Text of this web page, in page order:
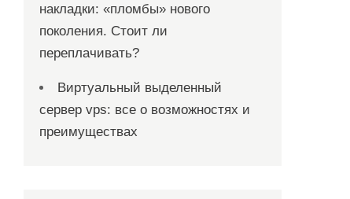
накладки: «пломбы» нового
поколения. Стоит ли
переплачивать?
Виртуальный выделенный
сервер vps: все о возможностях и
преимуществах